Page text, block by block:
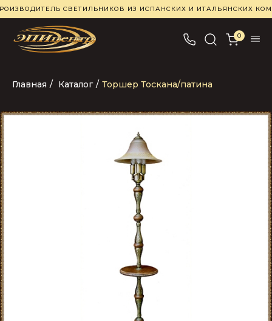
СВЕТИЛЬНИКОВ ИЗ ИСПАНСКИХ И ИТАЛЬЯНСКИХ
0
Главная / Каталог / Торшер Тоскана/патина